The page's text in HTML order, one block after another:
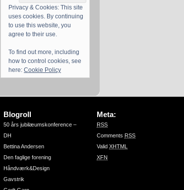
Privacy & Cookies: This site
uses cookies. By continuing
to use this website, you
agree to their use.
To find out more, including
how to control cookies, see
here: Cookie Policy
Blogroll
50 års jubilæumskonference –
DH
Bettina Andersen
Den faglige forening
Håndværk&Design
Gavstrik
Meta:
RSS
Comments RSS
Valid XHTML
XFN